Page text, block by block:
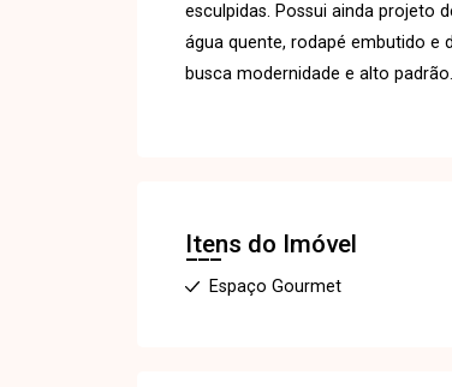
esculpidas. Possui ainda projeto
água quente, rodapé embutido e
busca modernidade e alto
Itens do Imóvel
Espaço Gourmet